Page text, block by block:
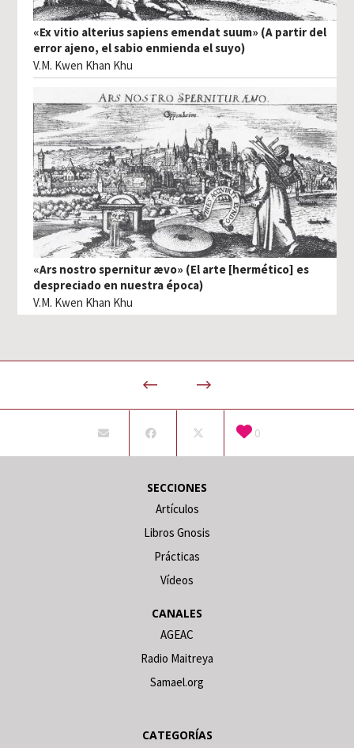
«Ex vitio alterius sapiens emendat suum» (A partir del
error ajeno, el sabio enmienda el suyo)
V.M. Kwen Khan Khu
«Ars nostro spernitur ævo» (El arte [hermético] es
despreciado en nuestra época)
V.M. Kwen Khan Khu
0
SECCIONES
Artículos
Libros Gnosis
Prácticas
Vídeos
CANALES
AGEAC
Radio Maitreya
Samael.org
CATEGORÍAS